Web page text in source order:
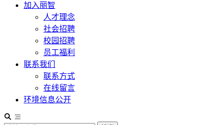
加入丽智
人才理念
社会招聘
校园招聘
员工福利
联系我们
联系方式
在线留言
环境信息公开